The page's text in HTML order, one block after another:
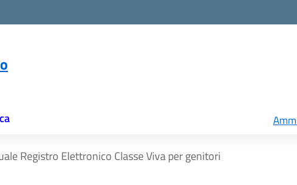
Registro Elettronico Classe Viva per genitori